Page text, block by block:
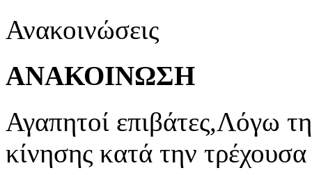
Ανακοινώσεις
ΑΝΑΚΟΙΝΩΣΗ
Αγαπητοί επιβάτες,Λόγω
κίνησης κατά την